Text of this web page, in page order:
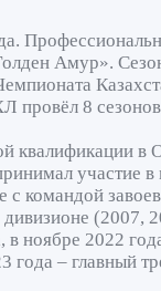
Амур».
провёл 8
квалификации в
командой
в ноябре 2022
года – главный